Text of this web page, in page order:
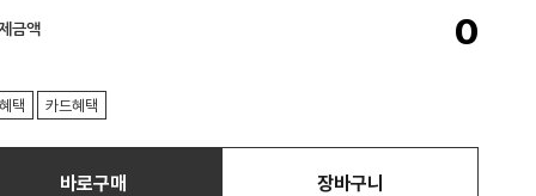
금액 0
택 카드혜택
바로구매 장바구니